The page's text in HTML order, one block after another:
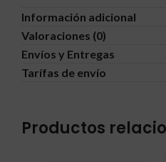
Información adicional
Valoraciones (0)
Envíos y Entregas
Tarífas de envío
Productos